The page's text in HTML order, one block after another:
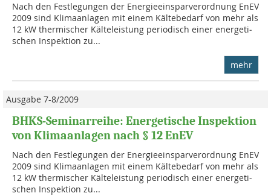
Nach den Festlegungen der Energieeinsparverordnung EnEV
2009 sind Klima­anla­gen mit einem Kältebedarf von mehr als
12 kW thermischer Kälteleistung periodisch einer energeti­
schen Ins­pektion zu...
mehr
Ausgabe 7-8/2009
BHKS-Seminarreihe: Energetische Inspektion
von Klimaanlagen nach § 12 EnEV
Nach den Festlegungen der Energieeinsparverordnung EnEV
2009 sind Klima­anla­gen mit einem Kältebedarf von mehr als
12 kW thermischer Kälteleistung periodisch einer energeti­
schen Ins­pektion zu...